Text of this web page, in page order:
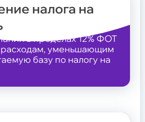
налога на
в пределах 12% ФОТ
расходам, уменьшающим
базу по налогу на